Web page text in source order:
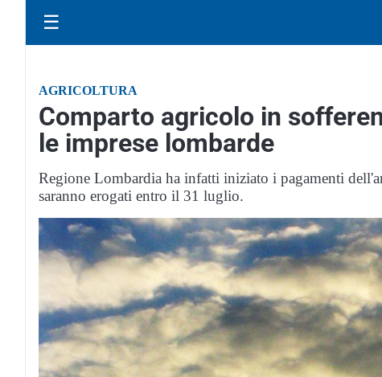
☰
AGRICOLTURA
Comparto agricolo in
le imprese lombarde
Regione Lombardia ha infatti iniziato i pagamenti
saranno erogati entro il 31 luglio.